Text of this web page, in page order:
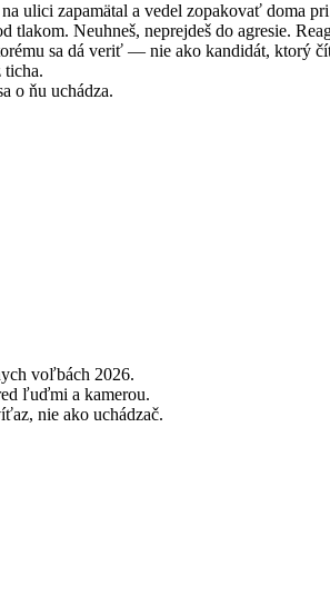
ulici zapamätal a vedel zopakovať doma
Neuhneš, neprejdeš do agresie.
sa dá veriť — nie ako kandidát, ktorý
ticha.
o ňu uchádza.
voľbách 2026.
ľuďmi a kamerou.
nie ako uchádzač.